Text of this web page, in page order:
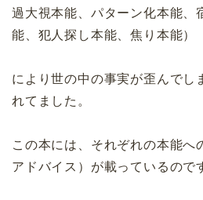
過大視本能、パターン化本能、
能、犯人探し本能、焦り本能）
により世の中の事実が歪んでし
れてました。
この本には、それぞれの本能へ
アドバイス）が載っているので